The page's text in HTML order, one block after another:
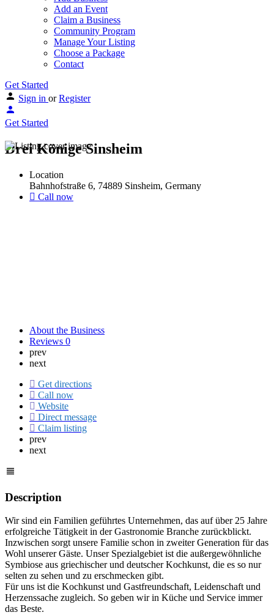
Add an Event
Claim a Business
Community Program
Manage Your Listing
Choose a Package
Contact
Get Started
Sign in or Register
Get Started
Drei Könige Sinsheim
Location
Bahnhofstraße 6, 74889 Sinsheim, Germany
Call now
About the Business
Reviews 0
prev
next
Get directions
Call now
Website
Direct message
Claim listing
prev
next
Description
Wir sind ein Familien geführtes Unternehmen, das auf über 25 Jahre
erfolgreiche Tätigkeit in der Gastronomie Branche zurückblickt.
Inzwischen sorgt unsere Familie schon in zweiter Generation für das
Wohl unserer Gäste. Unser Spezialgebiet ist die außergewöhnliche
Symbiose aus griechischer und deutscher Kochkunst, die es so nur
selten zu sehen und zu erschmecken gibt.
Für uns ist die Kochkunst und Gastfreundschaft, Leidenschaft und
Herzenssache zugleich. So geben wir in Küche und Service immer
das Beste.